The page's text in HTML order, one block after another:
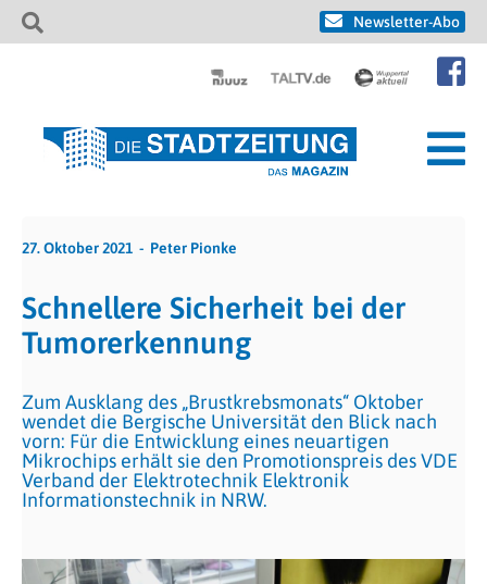
Newsletter-Abo
27. Oktober 2021 Peter Pionke
Schnellere Sicherheit bei der
Tumorerkennung
Zum Ausklang des „Brustkrebsmonats“ Oktober
wendet die Bergische Universität den Blick nach
vorn: Für die Entwicklung eines neuartigen
Mikrochips erhält sie den Promotionspreis des VDE
Verband der Elektrotechnik Elektronik
Informationstechnik in NRW.